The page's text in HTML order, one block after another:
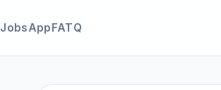
JobsAppFATQ